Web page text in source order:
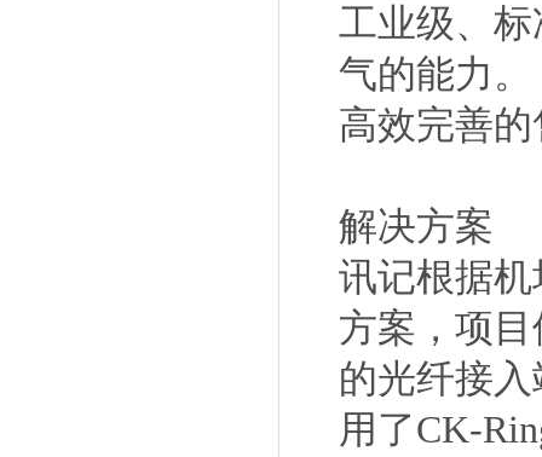
工业级、
气的能力。
高效完善
解决方案
讯记根据
方案，项
的光纤接
用了CK-